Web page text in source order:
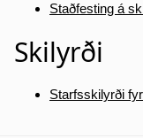
Staðfesting á
Skilyrði
Starfsskilyrði